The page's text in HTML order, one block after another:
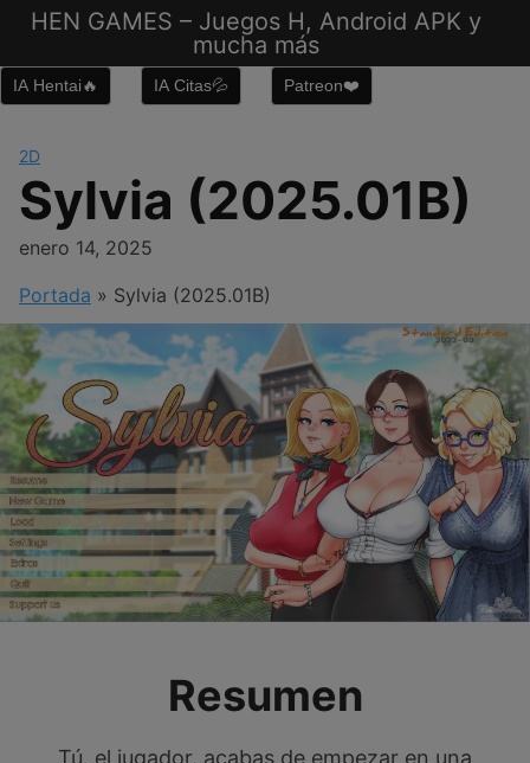
Saltar
contenido
HEN GAMES – Juegos H, Android APK y
mucha más
IA Hentai🔥 IA Citas💦 Patreon❤️
2D
Sylvia (2025.01B)
enero 14, 2025
Portada » Sylvia (2025.01B)
Resumen
Tú, el jugador, acabas de empezar en una